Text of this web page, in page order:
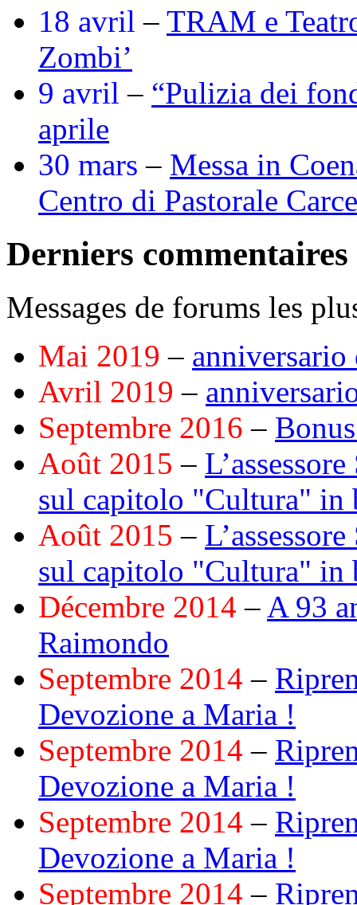
18 avril – TRAM e
Zombi’
9 avril – “Pulizia dei
aprile
30 mars – Messa in
Centro di Pastorale
Derniers commentaires
Messages de forums les
Mai 2019 –
Avril 2019 –
Septembre 2016 –
Août 2015 –
sul capitolo "Cultura" in
Août 2015 –
sul capitolo "Cultura" in
Décembre 2014 – A 93
Raimondo
Septembre 2014 –
Devozione a Maria !
Septembre 2014 –
Devozione a Maria !
Septembre 2014 –
Devozione a Maria !
Septembre 2014 –